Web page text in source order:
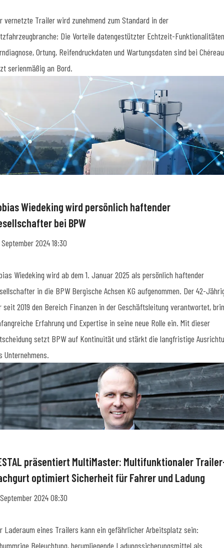
vernetzte Trailer wird zunehmend zum Standard in der
Die Vorteile datengestützter Echtzeit-
Ortung, Reifendruckdaten und Wartungsdaten sind bei Chéreau
serienmäßig an Bord.
Wiedeking wird persönlich haftender
bei BPW
September 2024 18:30
Wiedeking wird ab dem 1. Januar 2025 als persönlich haftender
in die BPW Bergische Achsen KG aufgenommen. Der 42-
seit 2019 den Bereich Finanzen in der Geschäftsleitung verantwortet,
Erfahrung und Expertise in seine neue Rolle ein. Mit dieser
setzt BPW auf Kontinuität und stärkt die langfristige
Unternehmens.
präsentiert MultiMaster: Multifunktionaler
optimiert Sicherheit für Fahrer und Ladung
September 2024 08:30
Laderaum eines Trailers kann ein gefährlicher Arbeitsplatz sein:
Beleuchtung, herumliegende Ladungssicherungsmittel als